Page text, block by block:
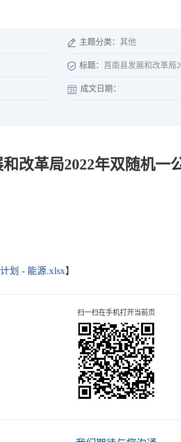
信 依申请公开
图说莒南 政府开
主题分类： 其他
标题： 莒南县发展和改革局
成文日期：
改革局2022年双随机一
划 - 能源.xlsx】
扫一扫在手机打开当前页